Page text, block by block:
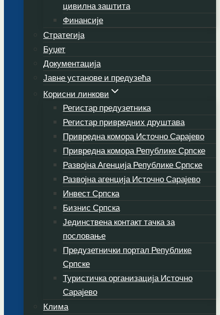
цивилна заштита
Финансије
Стратегија
Буџет
Документација
Јавне установе и предузећа
Корисни линкови
Регистар предузетника
Регистар привредних друштава
Привредна комора Источно Сарајево
Привредна комора Републике Српске
Развојна Агенција Републике Српске
Развојна агенција Источно Сарајево
Инвест Српска
Бизнис Српска
Јединствена контакт тачка за
пословање
Предузетнички портал Републике
Српске
Туристичка организација Источно
Сарајево
Клима